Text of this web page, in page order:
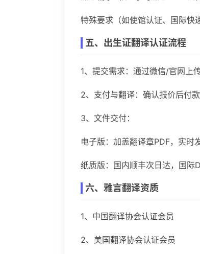
特殊要求（如使馆认证、国际快
五、出生证翻译认证流程
1、提交需求：通过微信/官网上
2、支付与翻译：确认报价后付
3、文件交付：
电子版：加盖翻译章PDF，实时
纸质版：国内顺丰次日达，国际
六、雅言翻译资质
1、中国翻译协会认证会员
2、美国翻译协会认证会员